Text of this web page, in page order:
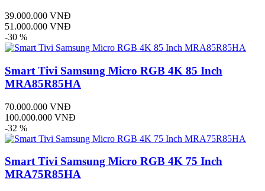
39.000.000 VNĐ
51.000.000 VNĐ
-30 %
Smart Tivi Samsung Micro RGB 4K 85 Inch
MRA85R85HA
70.000.000 VNĐ
100.000.000 VNĐ
-32 %
Smart Tivi Samsung Micro RGB 4K 75 Inch
MRA75R85HA